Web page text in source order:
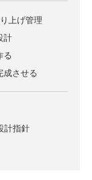
上げ管理
計
る
成させる
計指針